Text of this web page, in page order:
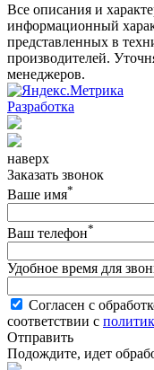
Все описания и
информационный
представленных в
производителей.
менеджеров.
Разработка
наверх
Заказать звонок
Ваше имя*
Ваш телефон*
Удобное время для
Согласен с
соответствии с
Отправить
Подождите, идет